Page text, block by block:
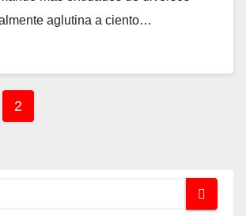
aglutina a ciento…
2